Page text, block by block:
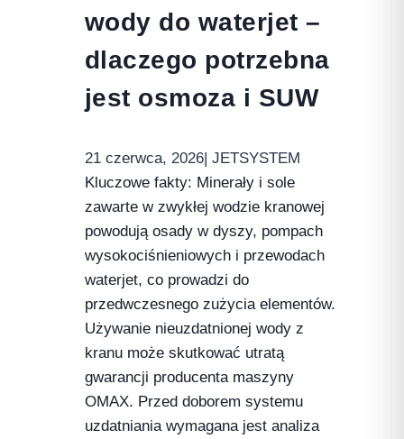
wody do waterjet –
dlaczego potrzebna
jest osmoza i SUW
21 czerwca, 2026| JETSYSTEM
Kluczowe fakty: Minerały i sole
zawarte w zwykłej wodzie kranowej
powodują osady w dyszy, pompach
wysokociśnieniowych i przewodach
waterjet, co prowadzi do
przedwczesnego zużycia elementów.
Używanie nieuzdatnionej wody z
kranu może skutkować utratą
gwarancji producenta maszyny
OMAX. Przed doborem systemu
uzdatniania wymagana jest analiza